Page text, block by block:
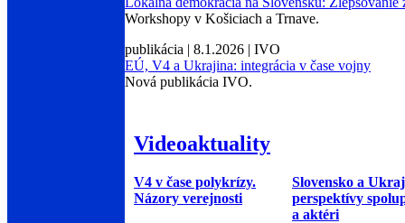
Workshopy v Košiciach a Trnave.
publikácia | 8.1.2026 | IVO
EÚ, V4 a Ukrajina: integrácia v čase vojny
Nová publikácia IVO.
Videoaktuality
V4 v čase polykrízy.
Názory verejnosti
Slovensko a
perspektívy
a aktéri